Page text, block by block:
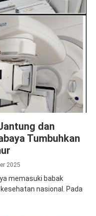
dan
Tumbuhkan
2025
memasuki babak
nasional. Pada